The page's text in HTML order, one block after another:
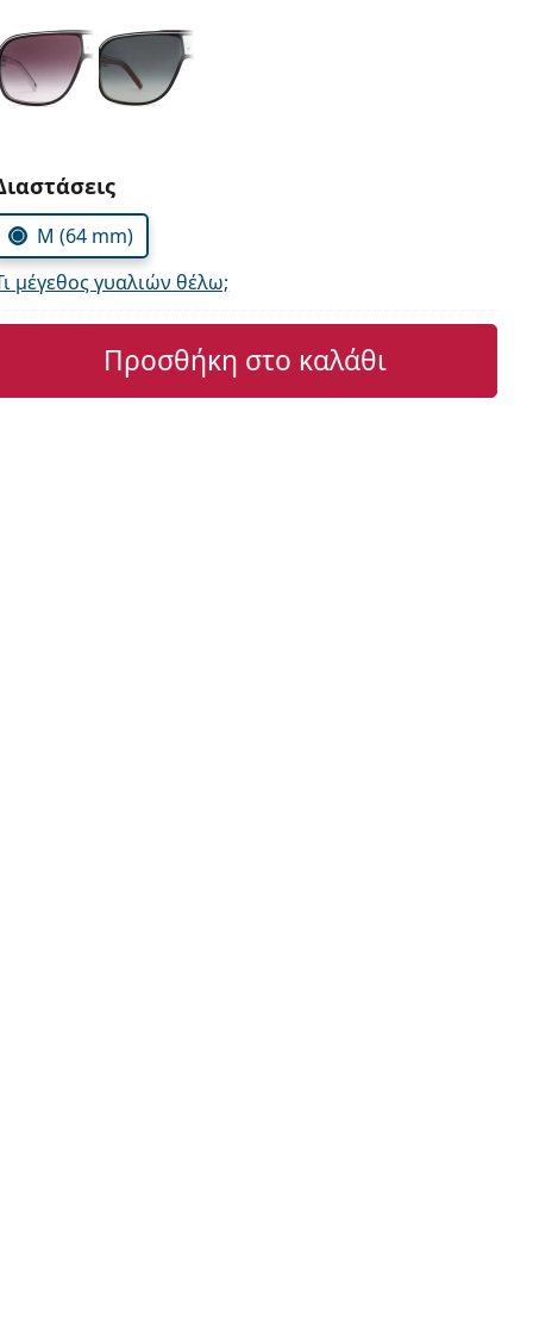
τις παράμετρους
M (64 mm)
μέγεθος γυαλιών θέλω;
Προσθήκη στο καλάθι